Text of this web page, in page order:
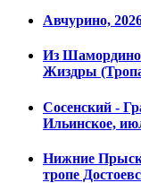
Авчурино,
Из Шамордино
Жиздры
Сосенский -
Ильинское,
Нижние
тропе